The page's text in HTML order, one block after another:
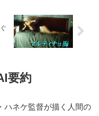
要約
ハネケ監督が描く人間の